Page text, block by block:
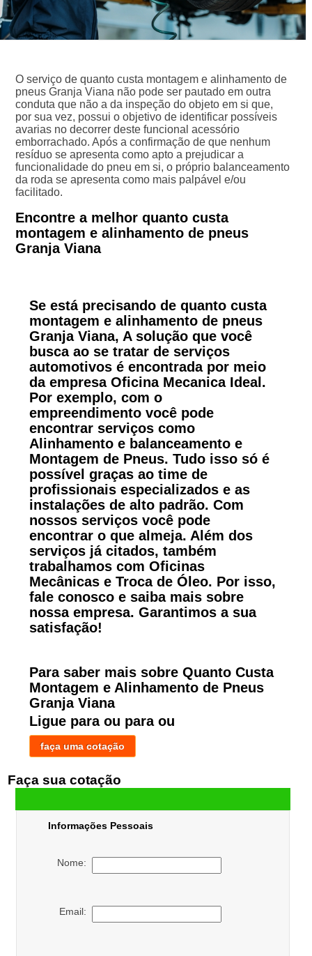
O serviço de quanto custa montagem e alinhamento de
pneus Granja Viana não pode ser pautado em outra
conduta que não a da inspeção do objeto em si que,
por sua vez, possui o objetivo de identificar possíveis
avarias no decorrer deste funcional acessório
emborrachado. Após a confirmação de que nenhum
resíduo se apresenta como apto a prejudicar a
funcionalidade do pneu em si, o próprio balanceamento
da roda se apresenta como mais palpável e/ou
facilitado.
Encontre a melhor quanto custa
montagem e alinhamento de pneus
Granja Viana
Se está precisando de quanto custa
montagem e alinhamento de pneus
Granja Viana, A solução que você
busca ao se tratar de serviços
automotivos é encontrada por meio
da empresa Oficina Mecanica Ideal.
Por exemplo, com o
empreendimento você pode
encontrar serviços como
Alinhamento e balanceamento e
Montagem de Pneus. Tudo isso só é
possível graças ao time de
profissionais especializados e as
instalações de alto padrão. Com
nossos serviços você pode
encontrar o que almeja. Além dos
serviços já citados, também
trabalhamos com Oficinas
Mecânicas e Troca de Óleo. Por isso,
fale conosco e saiba mais sobre
nossa empresa. Garantimos a sua
satisfação!
Para saber mais sobre Quanto Custa
Montagem e Alinhamento de Pneus
Granja Viana
Ligue para ou para ou
faça uma cotação
Faça sua cotação
Informações Pessoais
Nome:
Email: